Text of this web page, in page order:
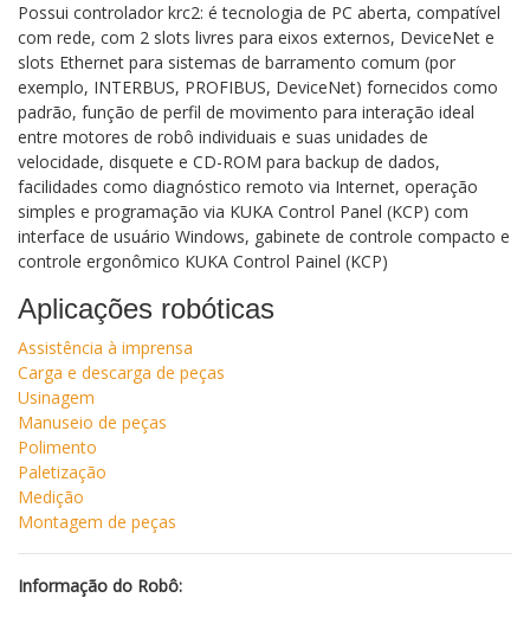
Possui controlador krc2: é tecnologia de PC aberta, compatível
com rede, com 2 slots livres para eixos externos, DeviceNet e
slots Ethernet para sistemas de barramento comum (por
exemplo, INTERBUS, PROFIBUS, DeviceNet) fornecidos como
padrão, função de perfil de movimento para interação ideal
entre motores de robô individuais e suas unidades de
velocidade, disquete e CD-ROM para backup de dados,
facilidades como diagnóstico remoto via Internet, operação
simples e programação via KUKA Control Panel (KCP) com
interface de usuário Windows, gabinete de controle compacto e
controle ergonômico KUKA Control Painel (KCP)
Aplicações robóticas
Assistência à imprensa
Carga e descarga de peças
Usinagem
Manuseio de peças
Polimento
Paletização
Medição
Montagem de peças
Informação do Robô: